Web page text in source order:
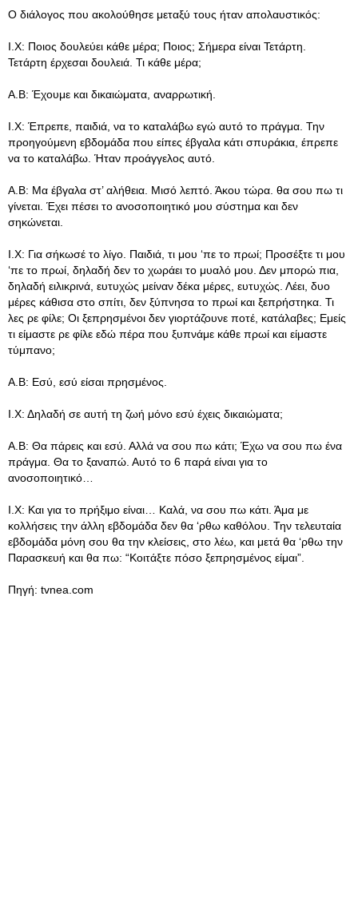
Ο διάλογος που ακολούθησε μεταξύ τους ήταν απολαυστικός:
Ι.Χ: Ποιος δουλεύει κάθε μέρα; Ποιος; Σήμερα είναι Τετάρτη.
Τετάρτη έρχεσαι δουλειά. Τι κάθε μέρα;
Α.Β: Έχουμε και δικαιώματα, αναρρωτική.
Ι.Χ: Έπρεπε, παιδιά, να το καταλάβω εγώ αυτό το πράγμα. Την
προηγούμενη εβδομάδα που είπες έβγαλα κάτι σπυράκια, έπρεπε
να το καταλάβω. Ήταν προάγγελος αυτό.
Α.Β: Μα έβγαλα στ’ αλήθεια. Μισό λεπτό. Άκου τώρα. θα σου πω τι
γίνεται. Έχει πέσει το ανοσοποιητικό μου σύστημα και δεν
σηκώνεται.
Ι.Χ: Για σήκωσέ το λίγο. Παιδιά, τι μου ‘πε το πρωί; Προσέξτε τι μου
‘πε το πρωί, δηλαδή δεν το χωράει το μυαλό μου. Δεν μπορώ πια,
δηλαδή ειλικρινά, ευτυχώς μείναν δέκα μέρες, ευτυχώς. Λέει, δυο
μέρες κάθισα στο σπίτι, δεν ξύπνησα το πρωί και ξεπρήστηκα. Τι
λες ρε φίλε; Οι ξεπρησμένοι δεν γιορτάζουνε ποτέ, κατάλαβες; Εμείς
τι είμαστε ρε φίλε εδώ πέρα που ξυπνάμε κάθε πρωί και είμαστε
τύμπανο;
Α.Β: Εσύ, εσύ είσαι πρησμένος.
Ι.Χ: Δηλαδή σε αυτή τη ζωή μόνο εσύ έχεις δικαιώματα;
Α.Β: Θα πάρεις και εσύ. Αλλά να σου πω κάτι; Έχω να σου πω ένα
πράγμα. Θα το ξαναπώ. Αυτό το 6 παρά είναι για το
ανοσοποιητικό…
Ι.Χ: Και για το πρήξιμο είναι… Καλά, να σου πω κάτι. Άμα με
κολλήσεις την άλλη εβδομάδα δεν θα ‘ρθω καθόλου. Την τελευταία
εβδομάδα μόνη σου θα την κλείσεις, στο λέω, και μετά θα ‘ρθω την
Παρασκευή και θα πω: “Κοιτάξτε πόσο ξεπρησμένος είμαι”.
Πηγή: tvnea.com